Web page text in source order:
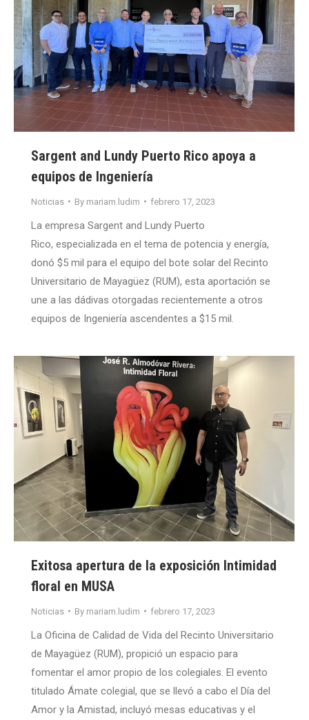
Sargent and Lundy Puerto Rico apoya a
equipos de Ingeniería
Noticias By mariam.ludim febrero 17, 2023
La empresa Sargent and Lundy Puerto
Rico, especializada en el tema de potencia y energía,
donó $5 mil para el equipo del bote solar del Recinto
Universitario de Mayagüez (RUM), esta aportación se
une a las dádivas otorgadas recientemente a otros
equipos de Ingeniería ascendentes a $15 mil.
Exitosa apertura de la exposición Intimidad
floral en MUSA
Noticias By mariam.ludim febrero 17, 2023
La Oficina de Calidad de Vida del Recinto Universitario
de Mayagüez (RUM), propició un espacio para
fomentar el amor propio de los colegiales. El evento
titulado Ámate colegial, que se llevó a cabo el Día del
Amor y la Amistad, incluyó mesas educativas y el